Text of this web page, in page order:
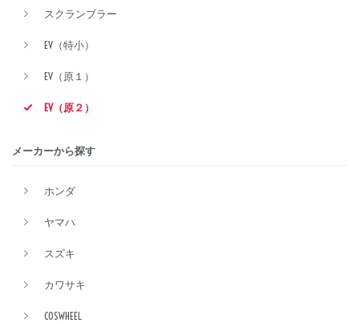
スクランブラー
EV（特小）
EV（原１）
EV（原２）
メーカーから探す
ホンダ
ヤマハ
スズキ
カワサキ
COSWHEEL